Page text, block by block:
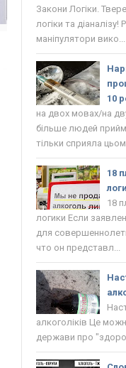
Закони Логіки.
логіки та
маніпулятори вико...
10
на двох мовах/на
більше людей
тільки сприяла
18
18
логики Если
для
что он представл...
алкоголіків Це
держави про